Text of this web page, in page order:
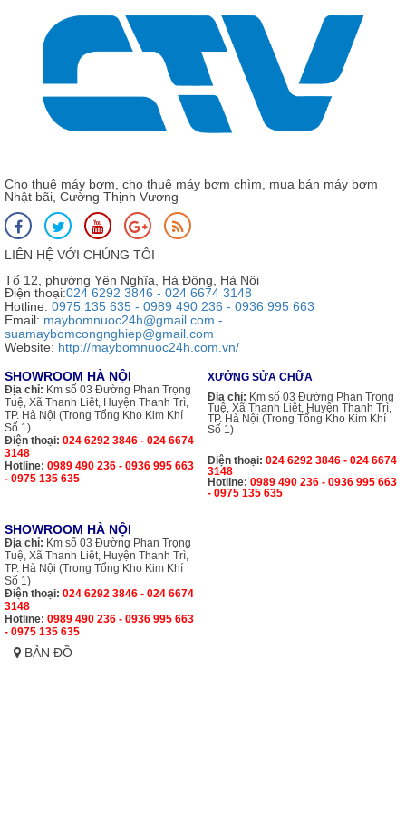
Cho thuê máy bơm, cho thuê máy bơm chìm, mua bán máy bơm
Nhật bãi, Cường Thịnh Vương
LIÊN HỆ VỚI CHÚNG TÔI
Tổ 12, phường Yên Nghĩa, Hà Đông, Hà Nội
Điện thoại:024 6292 3846 - 024 6674 3148
Hotline: 0975 135 635 - 0989 490 236 - 0936 995 663
Email: maybomnuoc24h@gmail.com -
suamaybomcongnghiep@gmail.com
Website: http://maybomnuoc24h.com.vn/
SHOWROOM HÀ NỘI
Địa chỉ: Km số 03 Đường Phan Trọng
Tuệ, Xã Thanh Liệt, Huyện Thanh Trì,
TP. Hà Nội (Trong Tổng Kho Kim Khí
Số 1)
Điện thoại: 024 6292 3846 - 024 6674
3148
Hotline: 0989 490 236 - 0936 995 663
- 0975 135 635
XƯỞNG SỬA CHỮA
Địa chỉ: Km số 03 Đường Phan Trọng
Tuệ, Xã Thanh Liệt, Huyện Thanh Trì,
TP. Hà Nội (Trong Tổng Kho Kim Khí
Số 1)
Điện thoại: 024 6292 3846 - 024 6674
3148
Hotline: 0989 490 236 - 0936 995 663
- 0975 135 635
SHOWROOM HÀ NỘI
Địa chỉ: Km số 03 Đường Phan Trọng
Tuệ, Xã Thanh Liệt, Huyện Thanh Trì,
TP. Hà Nội (Trong Tổng Kho Kim Khí
Số 1)
Điện thoại: 024 6292 3846 - 024 6674
3148
Hotline: 0989 490 236 - 0936 995 663
- 0975 135 635
BẢN ĐỒ